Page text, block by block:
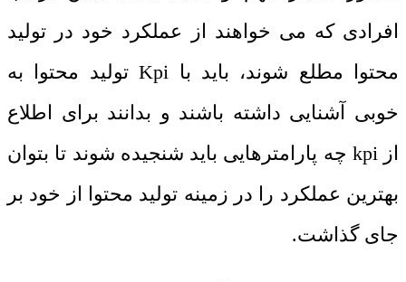
افرادی که می خواهند از عملکرد خود در تولید
محتوا مطلع شوند، باید با Kpiتولید محتوا به
خوبی آشنایی داشته باشند و بدانند برای اطلاع
از kpi چه پارامترهایی باید شنجیده شوند تا بتوان
بهترین عملکرد را در زمینه تولید محتوا از خود بر
جای گذاشت.